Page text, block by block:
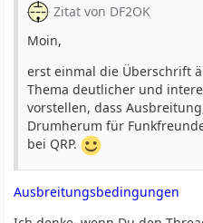
Zitat von DF2OK
Moin,
erst einmal die Überschrift
Thema deutlicher und
vorstellen, dass
Drumherum für
bei QRP.
Ausbreitungsbedingungen